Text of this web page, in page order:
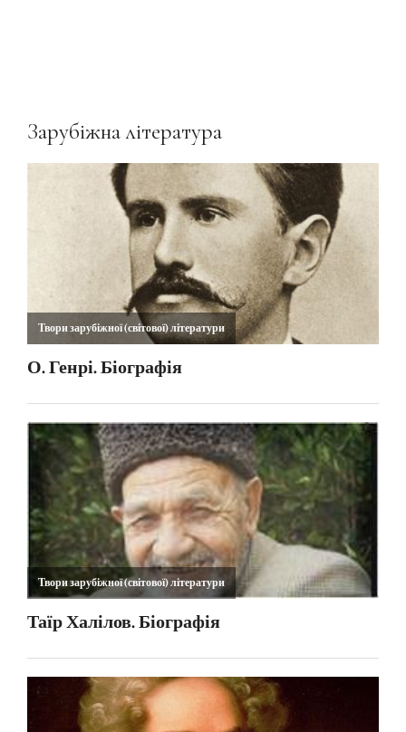
Зарубіжна література